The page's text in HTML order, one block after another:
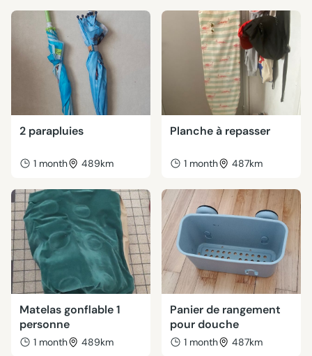
2 parapluies
1 month 489km
Planche à repasser
1 month 487km
Matelas gonflable 1
personne
1 month 489km
Panier de rangement
pour douche
1 month 487km